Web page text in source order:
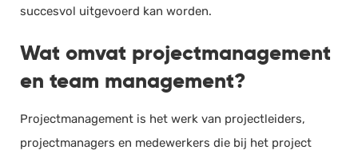
succesvol uitgevoerd kan worden.
Wat omvat projectmanagement
en team management?
Projectmanagement is het werk van projectleiders,
projectmanagers en medewerkers die bij het project